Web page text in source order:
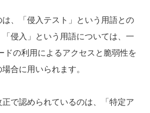
、「侵入テスト」という用語との
侵入」という用語については、一
ドの利用によるアクセスと脆弱性を
合に用いられます。
で認められているのは、「特定ア